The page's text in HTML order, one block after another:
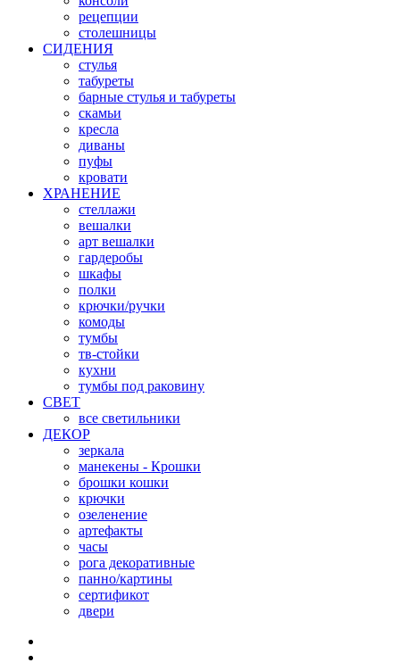
рецепции
столешницы
СИДЕНИЯ
стулья
табуреты
барные стулья и табуреты
скамьи
кресла
диваны
пуфы
кровати
ХРАНЕНИЕ
стеллажи
вешалки
арт вешалки
гардеробы
шкафы
полки
крючки/ручки
комоды
тумбы
тв-стойки
кухни
тумбы под раковину
СВЕТ
все светильники
ДЕКОР
зеркала
манекены - Крошки
брошки кошки
крючки
озеленение
артефакты
часы
рога декоративные
панно/картины
сертификот
двери